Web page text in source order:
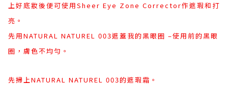
上好底妝後便可使用Sheer Eye Zone Corrector作遮瑕和打
亮。
先用NATURAL NATUREL 003遮蓋我的黑眼圈 –使用前的黑眼
圈，膚色不均勻。
先掃上NATURAL NATUREL 003的遮瑕霜。